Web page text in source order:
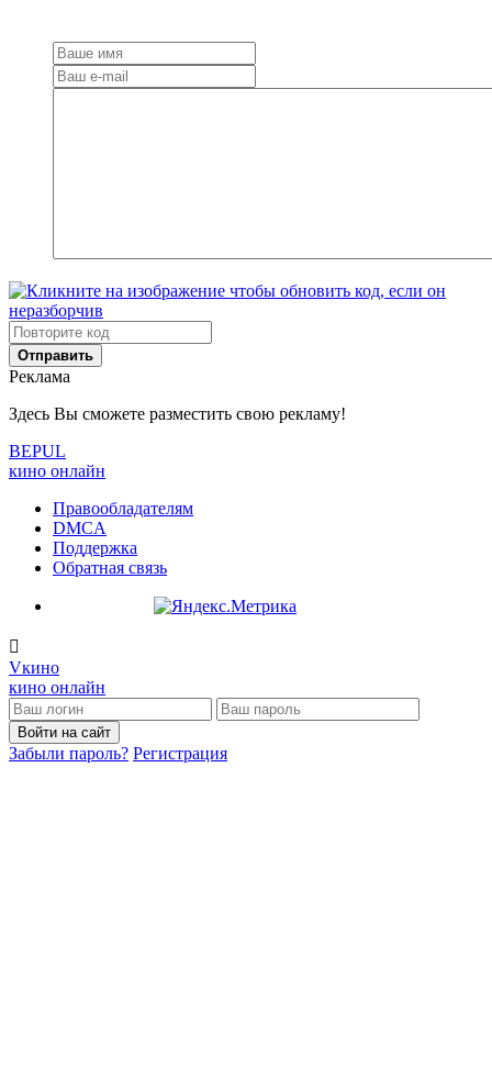
Отправить
Реклама
Здесь Вы сможете разместить свою рекламу!
BEPUL
кино онлайн
Правообладателям
DMCA
Поддержка
Обратная связь
Vкино
кино онлайн
Войти на сайт
Забыли пароль? Регистрация